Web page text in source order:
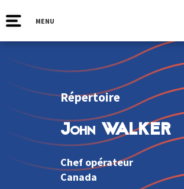
MENU
Répertoire
John WALKER
Chef opérateur
Canada